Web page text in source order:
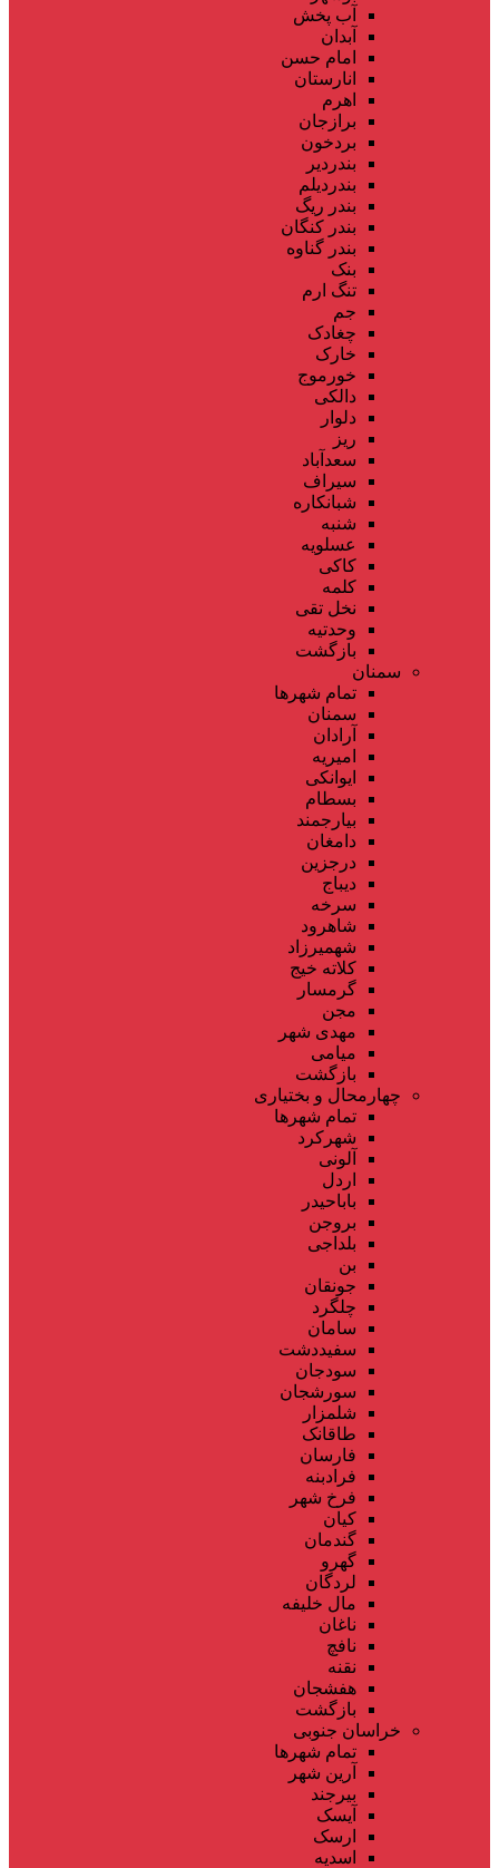
آب پخش
آبدان
امام حسن
انارستان
اهرم
برازجان
بردخون
بندردیر
بندردیلم
بندر ریگ
بندر کنگان
بندر گناوه
بنک
تنگ ارم
جم
چغادک
خارک
خورموج
دالکی
دلوار
ریز
سعدآباد
سیراف
شبانکاره
شنبه
عسلویه
کاکی
کلمه
نخل تقی
وحدتیه
بازگشت
سمنان
تمام شهر‌ها
سمنان
آرادان
امیریه
ایوانکی
بسطام
بیارجمند
دامغان
درجزین
دیباج
سرخه
شاهرود
شهمیرزاد
کلاته خیج
گرمسار
مجن
مهدی شهر
میامی
بازگشت
چهارمحال و بختیاری
تمام شهر‌ها
شهرکرد
آلونی
اردل
باباحیدر
بروجن
بلداجی
بن
جونقان
چلگرد
سامان
سفیددشت
سودجان
سورشجان
شلمزار
طاقانک
فارسان
فرادبنه
فرخ شهر
کیان
گندمان
گهرو
لردگان
مال خلیفه
ناغان
نافچ
نقنه
هفشجان
بازگشت
خراسان جنوبی
تمام شهر‌ها
آرین شهر
بیرجند
آیسک
ارسک
اسدیه